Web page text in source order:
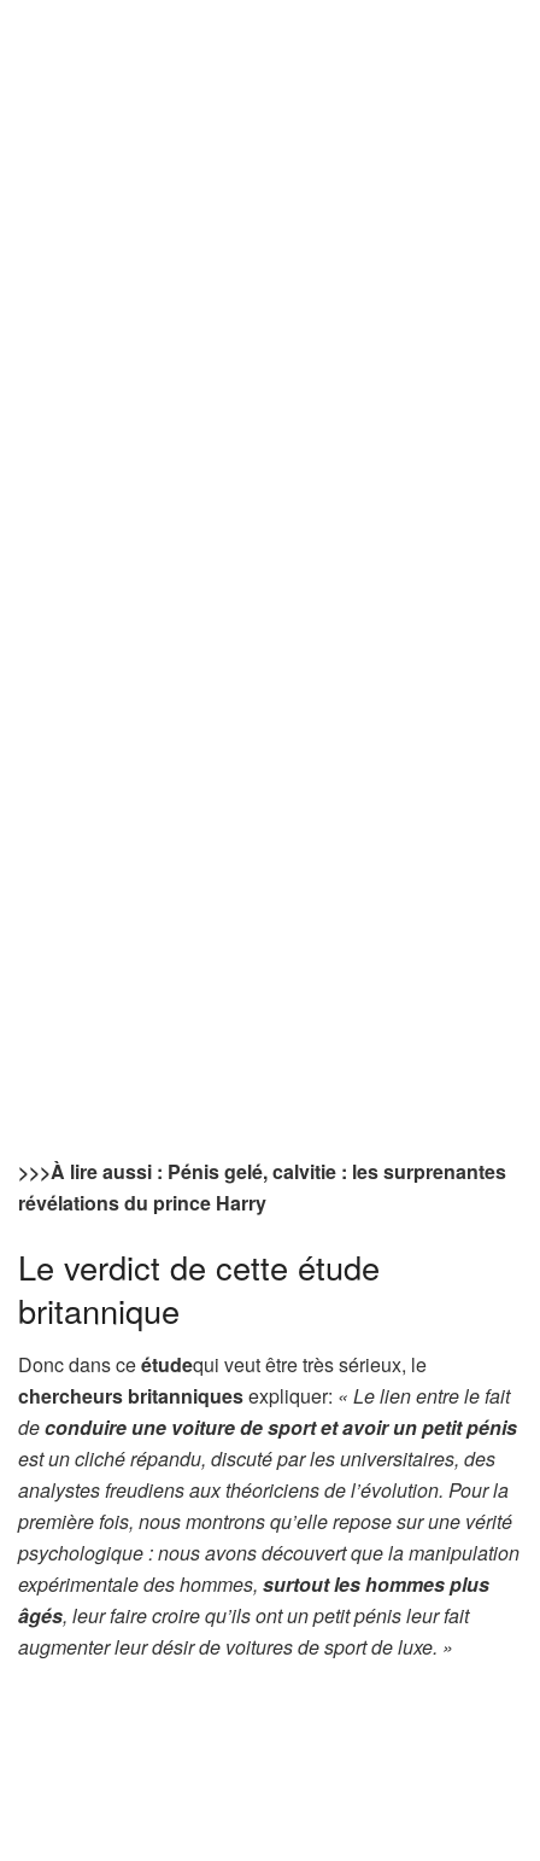
>>>À lire aussi : Pénis gelé, calvitie : les surprenantes
révélations du prince Harry
Le verdict de cette étude
britannique
Donc dans ceétudequi veut être très sérieux, le
chercheurs britanniquesexpliquer: « Le lien entre le fait
deconduire une voiture de sport et avoir un petit pénis
est un cliché répandu, discuté par les universitaires, des
analystes freudiens aux théoriciens de l’évolution. Pour la
première fois, nous montrons qu’elle repose sur une vérité
psychologique : nous avons découvert que la manipulation
expérimentale des hommes, surtout les hommes plus
âgés, leur faire croire qu’ils ont un petit pénis leur fait
augmenter leur désir de voitures de sport de luxe. »